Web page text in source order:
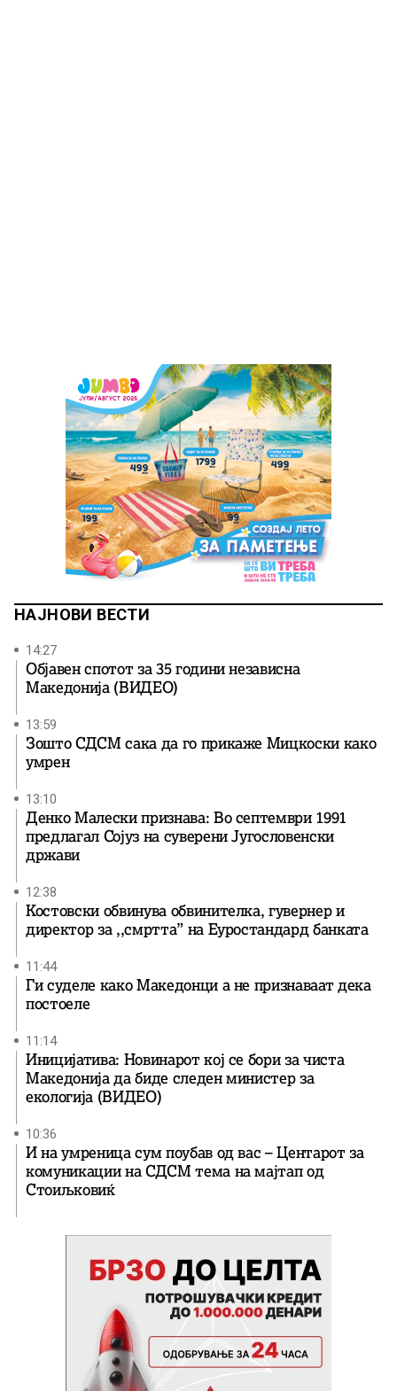
НАЈНОВИ ВЕСТИ
14:27
Објавен спотот за 35 години независна
Македонија (ВИДЕО)
13:59
Зошто СДСМ сака да го прикаже Мицкоски како
умрен
13:10
Денко Малески признава: Во септември 1991
предлагал Сојуз на суверени Југословенски
држави
12:38
Костовски обвинува обвинителка, гувернер и
директор за ,,смртта” на Еуростандард банката
11:44
Ги суделе како Македонци а не признаваат дека
постоеле
11:14
Иницијатива: Новинарот кој се бори за чиста
Македонија да биде следен министер за
екологија (ВИДЕО)
10:36
И на умреница сум поубав од вас – Центарот за
комуникации на СДСМ тема на мајтап од
Стоиљковиќ